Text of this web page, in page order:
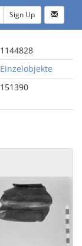
Sign Up
1144828
Einzelobjekte
151390